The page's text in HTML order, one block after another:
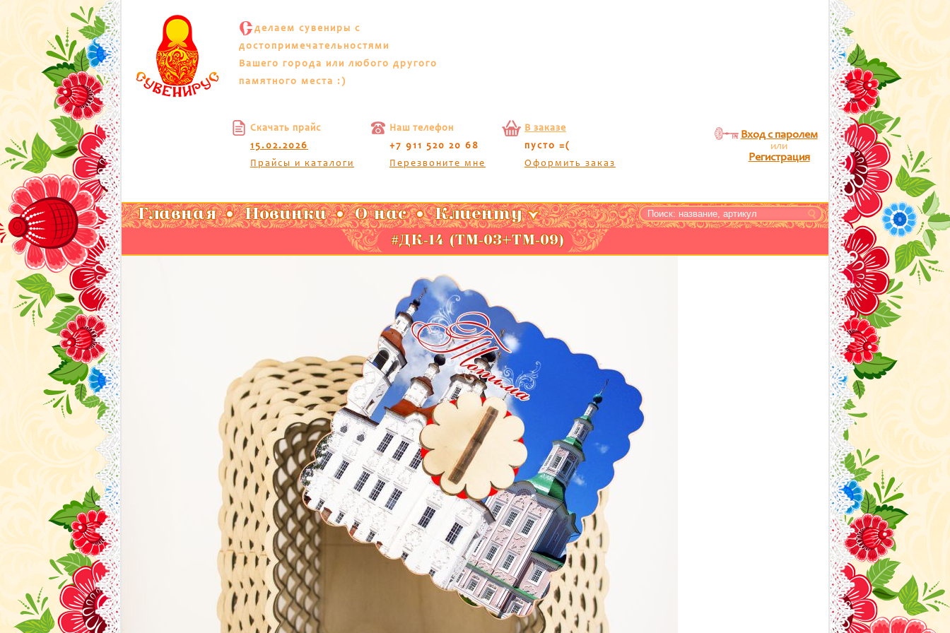
С делаем сувениры с
достопримечательностями
Вашего города или любого другого
памятного места :)
Скачать прайс
15.02.2026
Прайсы и каталоги
Наш телефон
+7 911 520 20 68
Перезвоните мне
В заказе
пусто =(
Оформить заказ
Вход с паролем
или
Регистрация
Главная Новинки О нас Клиенту
#ДК-14 (ТМ-03+ТМ-09)